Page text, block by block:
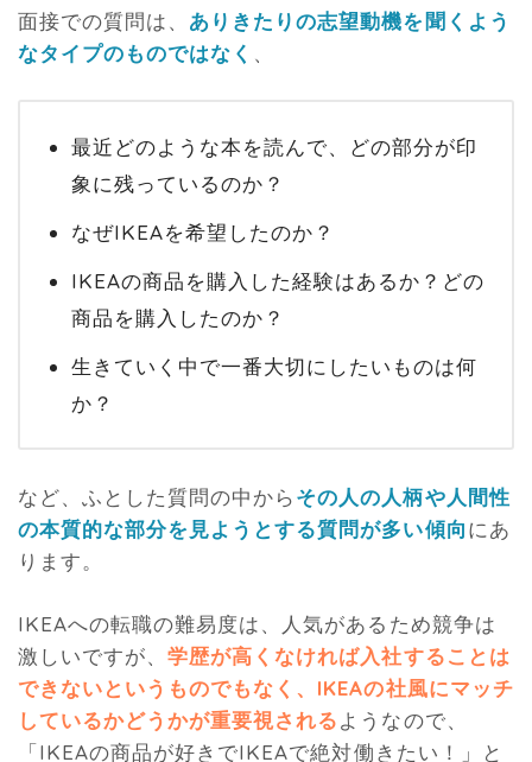
面接での質問は、 ありきたりの志望動機を聞くよう
なタイプのものではなく 、
最近どのような本を読んで、どの部分が印
象に残っているのか？
なぜIKEAを希望したのか？
IKEAの商品を購入した経験はあるか？どの
商品を購入したのか？
生きていく中で一番大切にしたいものは何
か？
など、ふとした質問の中からその人の人柄や人間性
の本質的な部分を見ようとする質問が多い傾向にあ
ります。
IKEAへの転職の難易度は、人気があるため競争は
激しいですが、学歴が高くなければ入社することは
できないというものでもなく、IKEAの社風にマッチ
しているかどうかが重要視されるようなので、
「IKEAの商品が好きでIKEAで絶対働きたい！」と